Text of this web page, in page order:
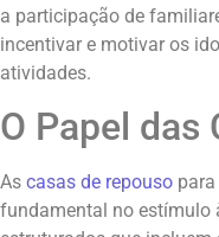
a participação de
incentivar e motivar os
atividades.
O Papel das
As casas de repouso
fundamental no estímulo